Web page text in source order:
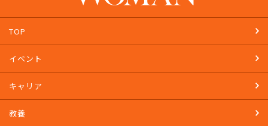
TOP
イベント
キャリア
教養